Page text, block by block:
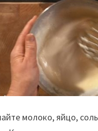
молоко, яйцо,